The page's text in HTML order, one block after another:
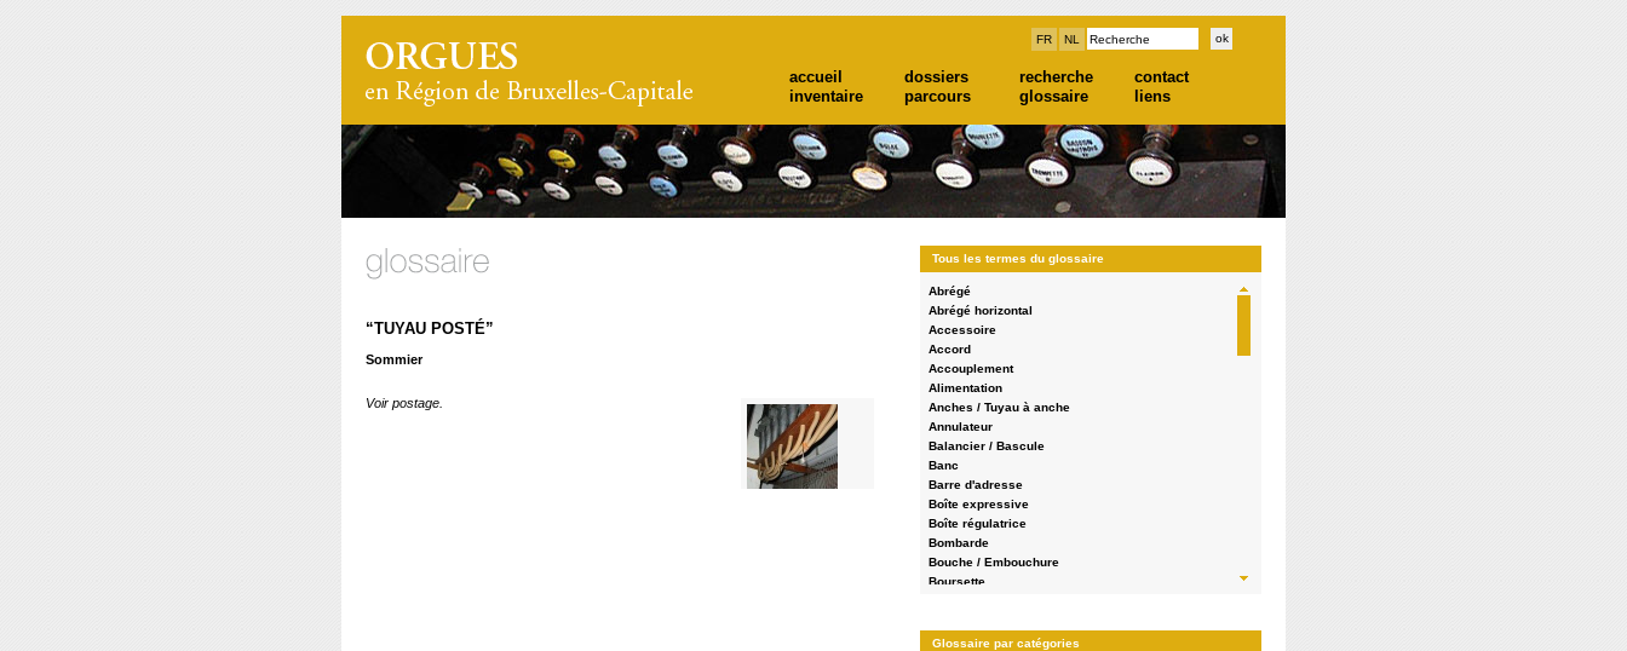
FR NL
accueil dossiers recherche
contact
inventaire
parcours glossaire liens
“TUYAU POSTÉ”
Sommier
Voir postage.
Tous les termes du glossaire
Abrégé
Abrégé horizontal
Accessoire
Accord
Accouplement
Alimentation
Anches / Tuyau à anche
Annulateur
Balancier / Bascule
Banc
Barre d'adresse
Boîte expressive
Boîte régulatrice
Bombarde
Bouche / Embouchure
Boursette
buffet en encorbellement
Glossaire par catégories